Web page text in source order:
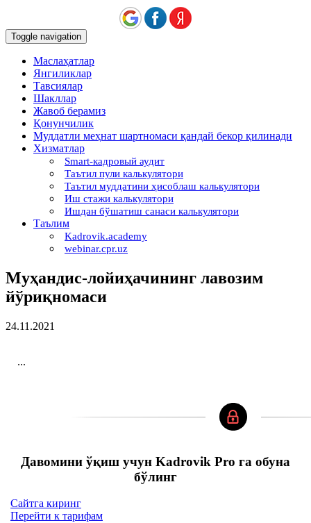
Toggle navigation
Маслаҳатлар
Янгиликлар
Тавсиялар
Шакллар
Жавоб берамиз
Қонунчилик
Муддатли меҳнат шартномаси қандай бекор қилинади
Хизматлар
Smart-кадровый аудит
Таътил пули калькулятори
Таътил муддатини ҳисоблаш калькулятори
Иш стажи калькулятори
Ишдан бўшатиш санаси калькулятори
Таълим
Kadrovik.academy
webinar.cpr.uz
Муҳандис-лойиҳачининг лавозим
йўриқномаси
24.11.2021
...
Давомини ўқиш учун Kadrovik Pro га обуна
бўлинг
Сайтга киринг
Перейти к тарифам